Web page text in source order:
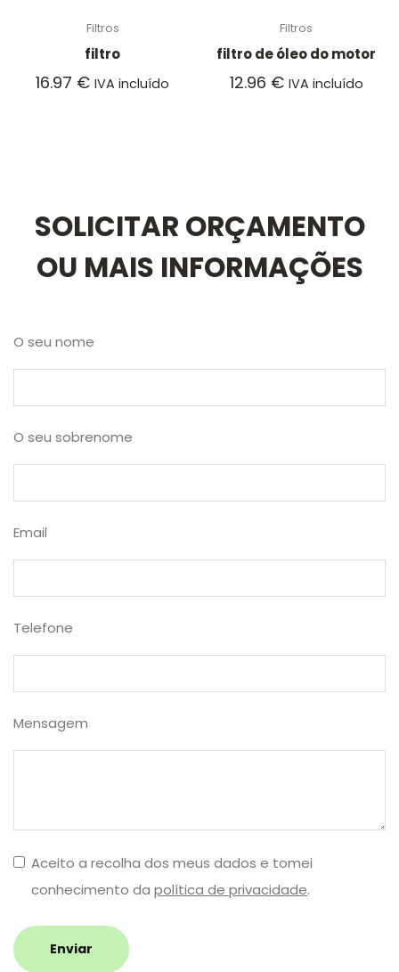
Filtros
filtro
16.97 € IVA incluído
Filtros
filtro de óleo do motor
12.96 € IVA incluído
SOLICITAR ORÇAMENTO
OU MAIS INFORMAÇÕES
O seu nome
O seu sobrenome
Email
Telefone
Mensagem
Aceito a recolha dos meus dados e tomei
conhecimento da política de privacidade.
Enviar